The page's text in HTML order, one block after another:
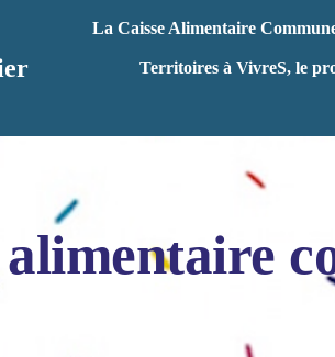
La Caisse Alimentaire
Territoires à VivreS, le
alimentaire